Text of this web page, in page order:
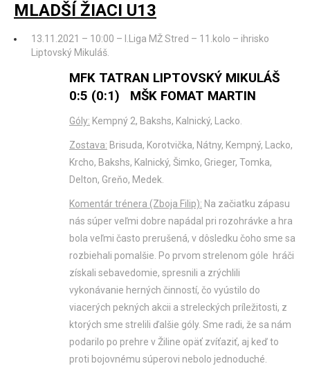
MLADŠÍ ŽIACI U13
13.11.2021 – 10:00 – I.Liga MŽ Stred – 11.kolo – ihrisko
Liptovský Mikuláš.
MFK TATRAN LIPTOVSKÝ MIKULÁŠ
0:5 (0:1) MŠK FOMAT MARTIN
Góly: Kempný 2, Bakshs, Kalnický, Lacko.
Zostava: Brisuda, Korotvička, Nátny, Kempný, Lacko,
Krcho, Bakshs, Kalnický, Šimko, Grieger, Tomka,
Delton, Greňo, Medek.
Komentár trénera (Zboja Filip): Na začiatku zápasu
nás súper veľmi dobre napádal pri rozohrávke a hra
bola veľmi často prerušená, v dôsledku čoho sme sa
rozbiehali pomalšie. Po prvom strelenom góle hráči
získali sebavedomie, spresnili a zrýchlili
vykonávanie herných činností, čo vyústilo do
viacerých pekných akcii a streleckých príležitosti, z
ktorých sme strelili ďalšie góly. Sme radi, že sa nám
podarilo po prehre v Žiline opäť zvíťaziť, aj keď to
proti bojovnému súperovi nebolo jednoduché.